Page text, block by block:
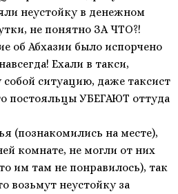
неустойку в денежном
не понятно ЗА ЧТО?!
об Абхазии было испорчено
Ехали в такси,
ситуацию, даже таксист
постояльцы УБЕГАЮТ оттуда
(познакомились на месте),
комнате, не могли от них
им там не понравилось), так
возьмут неустойку за